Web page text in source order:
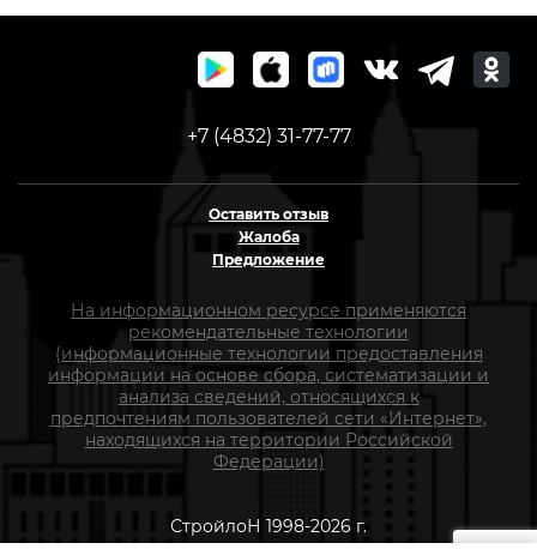
+7 (4832) 31-77-77
Оставить отзыв
Жалоба
Предложение
На информационном ресурсе применяются
рекомендательные технологии
(информационные технологии предоставления
информации на основе сбора, систематизации и
анализа сведений, относящихся к
предпочтениям пользователей сети «Интернет»,
находящихся на территории Российской
Федерации)
СтройлоН 1998-2026 г.